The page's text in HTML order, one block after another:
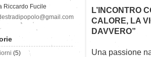
L’INCONTRO
CALORE, LA
DAVVERO”
Una passione
Riccardo Fucile
(5)